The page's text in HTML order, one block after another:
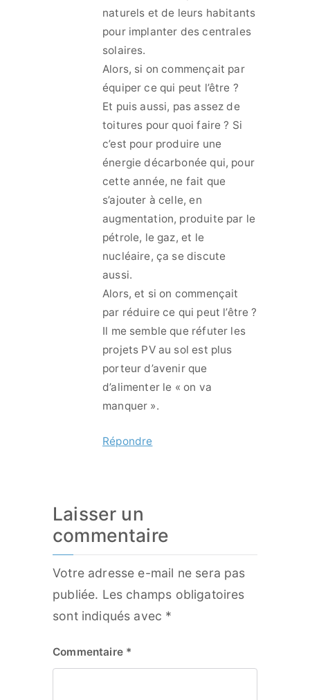
naturels et de leurs habitants
pour implanter des centrales
solaires.
Alors, si on commençait par
équiper ce qui peut l’être ?
Et puis aussi, pas assez de
toitures pour quoi faire ? Si
c’est pour produire une
énergie décarbonée qui, pour
cette année, ne fait que
s’ajouter à celle, en
augmentation, produite par le
pétrole, le gaz, et le
nucléaire, ça se discute
aussi.
Alors, et si on commençait
par réduire ce qui peut l’être ?
Il me semble que réfuter les
projets PV au sol est plus
porteur d’avenir que
d’alimenter le « on va
manquer ».
Répondre
Laisser un
commentaire
Votre adresse e-mail ne sera pas
publiée. Les champs obligatoires
sont indiqués avec *
Commentaire *